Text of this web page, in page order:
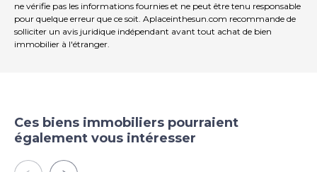
ne vérifie pas les informations fournies et ne peut être tenu responsable
pour quelque erreur que ce soit. Aplaceinthesun.com recommande de
solliciter un avis juridique indépendant avant tout achat de bien
immobilier à l'étranger.
Ces biens immobiliers pourraient
également vous intéresser